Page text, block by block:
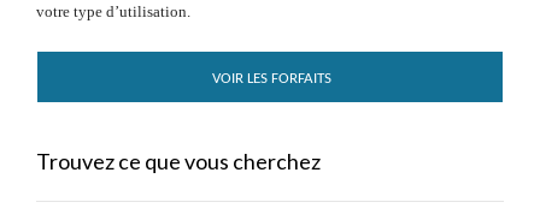
votre type d’utilisation.
VOIR LES FORFAITS
Trouvez ce que vous cherchez